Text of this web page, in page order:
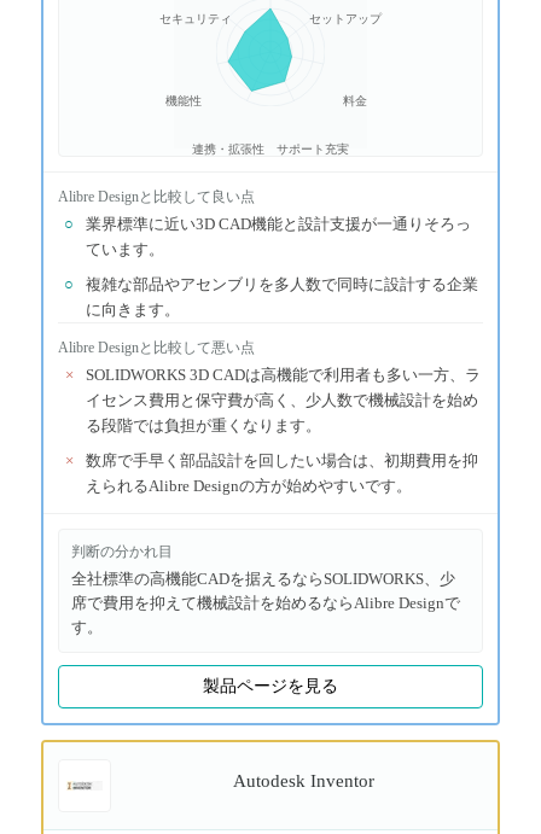
セットアップ
料金
サポート充実
連携・拡張性
機能性
セキュリティ
Alibre Designと比較して良い点
○
業界標準に近い3D CAD機能と設計支援が一通りそろっ
ています。
○
複雑な部品やアセンブリを多人数で同時に設計する企業
に向きます。
Alibre Designと比較して悪い点
×
SOLIDWORKS 3D CADは高機能で利用者も多い一方、ラ
イセンス費用と保守費が高く、少人数で機械設計を始め
る段階では負担が重くなります。
×
数席で手早く部品設計を回したい場合は、初期費用を抑
えられるAlibre Designの方が始めやすいです。
判断の分かれ目
全社標準の高機能CADを据えるならSOLIDWORKS、少
席で費用を抑えて機械設計を始めるならAlibre Designで
す。
製品ページを見る
Autodesk Inventor